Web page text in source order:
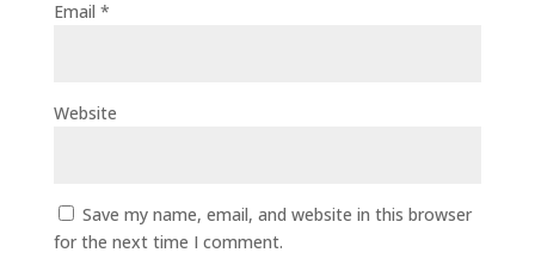
Email *
Website
Save my name, email, and website in this browser
for the next time I comment.